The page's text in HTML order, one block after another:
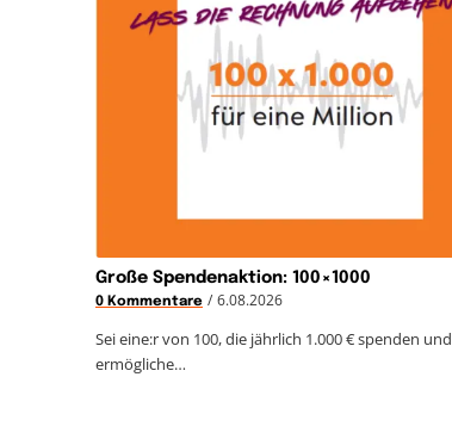
Große Spendenaktion: 100×1000
0 Kommentare / 6.08.2026
Sei eine:r von 100, die jährlich 1.000 € spenden und
ermögliche…